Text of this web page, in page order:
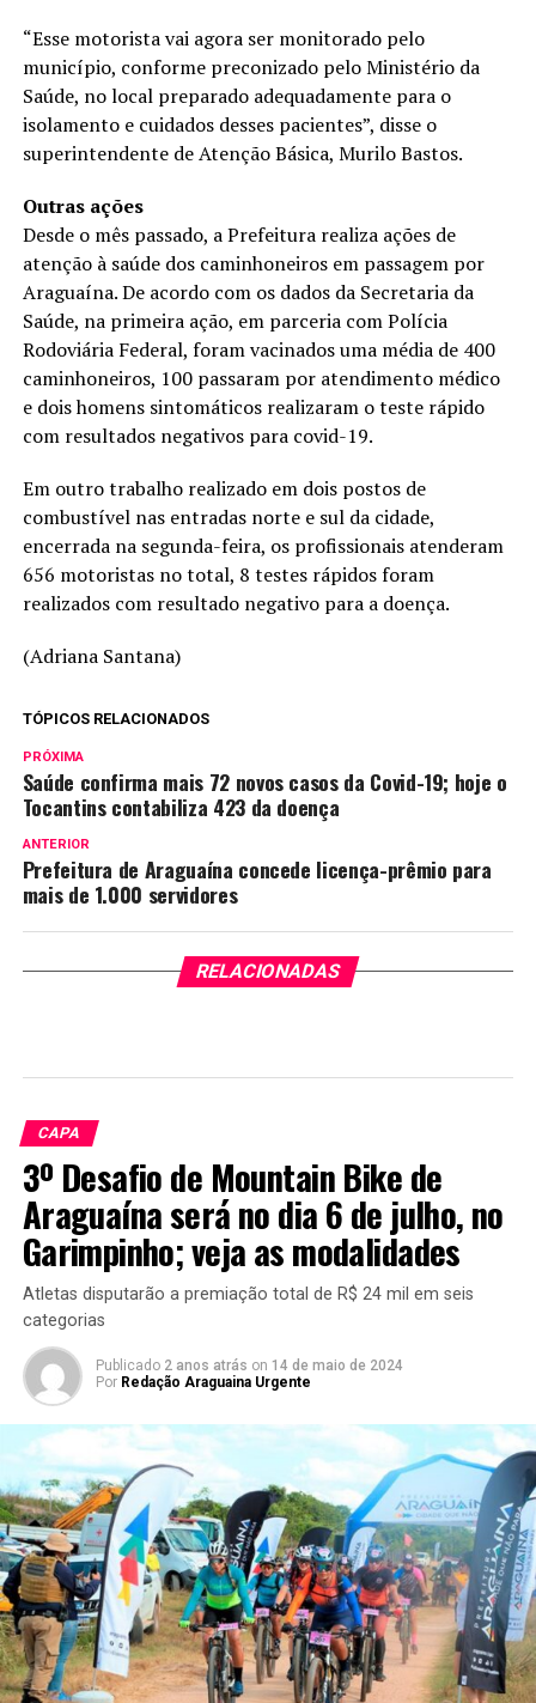
“Esse motorista vai agora ser monitorado pelo
município, conforme preconizado pelo Ministério da
Saúde, no local preparado adequadamente para o
isolamento e cuidados desses pacientes”, disse o
superintendente de Atenção Básica, Murilo Bastos.
Outras ações
Desde o mês passado, a Prefeitura realiza ações de
atenção à saúde dos caminhoneiros em passagem por
Araguaína. De acordo com os dados da Secretaria da
Saúde, na primeira ação, em parceria com Polícia
Rodoviária Federal, foram vacinados uma média de 400
caminhoneiros, 100 passaram por atendimento médico
e dois homens sintomáticos realizaram o teste rápido
com resultados negativos para covid-19.
Em outro trabalho realizado em dois postos de
combustível nas entradas norte e sul da cidade,
encerrada na segunda-feira, os profissionais atenderam
656 motoristas no total, 8 testes rápidos foram
realizados com resultado negativo para a doença.
(Adriana Santana)
TÓPICOS RELACIONADOS
PRÓXIMA
Saúde confirma mais 72 novos casos da Covid-19; hoje o
Tocantins contabiliza 423 da doença
ANTERIOR
Prefeitura de Araguaína concede licença-prêmio para
mais de 1.000 servidores
RELACIONADAS
CAPA
3º Desafio de Mountain Bike de
Araguaína será no dia 6 de julho, no
Garimpinho; veja as modalidades
Atletas disputarão a premiação total de R$ 24 mil em seis
categorias
Publicado 2 anos atrás on 14 de maio de 2024
Por Redação Araguaina Urgente